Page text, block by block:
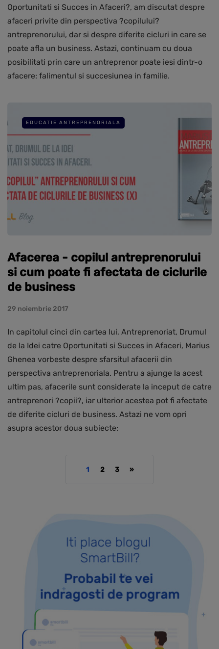
Oportunitati si Succes in Afaceri?, am discutat despre
afaceri privite din perspectiva ?copilului?
antreprenorului, dar si despre diferite cicluri in care se
poate afla un business. Astazi, continuam cu doua
posibilitati prin care un antreprenor poate iesi dintr-o
afacere: falimentul si succesiunea in familie.
EDUCATIE ANTREPRENORIALA
Afacerea - copilul antreprenorului
si cum poate fi afectata de ciclurile
de business
29 noiembrie 2017
In capitolul cinci din cartea lui, Antreprenoriat, Drumul
de la Idei catre Oportunitati si Succes in Afaceri, Marius
Ghenea vorbeste despre sfarsitul afacerii din
perspectiva antreprenoriala. Pentru a ajunge la acest
ultim pas, afacerile sunt considerate la inceput de catre
antreprenori ?copii?, iar ulterior acestea pot fi afectate
de diferite cicluri de business. Astazi ne vom opri
asupra acestor doua subiecte:
1 2 3 »